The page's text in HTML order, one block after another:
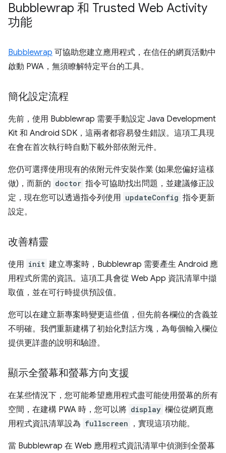
Bubblewrap 和 Trusted Web Activity
功能
Bubblewrap 可協助您建立應用程式，在信任的網頁活動中
啟動 PWA，無須瞭解特定平台的工具。
簡化設定流程
先前，使用 Bubblewrap 需要手動設定 Java Development
Kit 和 Android SDK，這兩者都容易發生錯誤。這項工具現
在會在首次執行時自動下載外部依附元件。
您仍可選擇使用現有的依附元件安裝作業 (如果您偏好這樣
做)，而新的 doctor 指令可協助找出問題，並建議修正設
定，現在您可以透過指令列使用 updateConfig 指令更新
設定。
改善精靈
使用 init 建立專案時，Bubblewrap 需要產生 Android 應
用程式所需的資訊。這項工具會從 Web App 資訊清單中擷
取值，並在可行時提供預設值。
您可以在建立新專案時變更這些值，但先前各欄位的含義並
不明確。我們重新建構了初始化對話方塊，為每個輸入欄位
提供更詳盡的說明和驗證。
顯示全螢幕和螢幕方向支援
在某些情況下，您可能希望應用程式盡可能使用螢幕的所有
空間，在建構 PWA 時，您可以將 display 欄位從網頁應
用程式資訊清單設為 fullscreen ，實現這項功能。
當 Bubblewrap 在 Web 應用程式資訊清單中偵測到全螢幕